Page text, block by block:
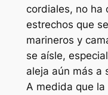
cordiales, no ha
estrechos que
marineros y
se aísle,
aleja aún más a
A medida que